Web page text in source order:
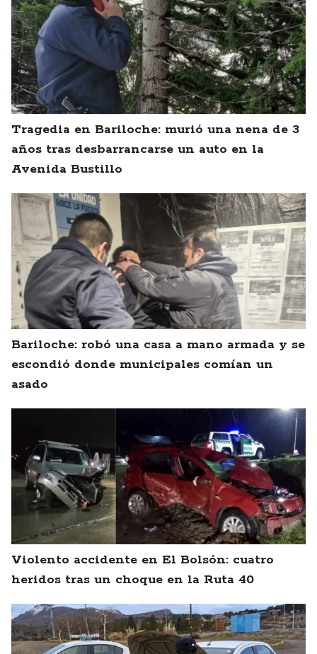
Tragedia en Bariloche: murió una nena de 3
años tras desbarrancarse un auto en la
Avenida Bustillo
Bariloche: robó una casa a mano armada y se
escondió donde municipales comían un
asado
Violento accidente en El Bolsón: cuatro
heridos tras un choque en la Ruta 40